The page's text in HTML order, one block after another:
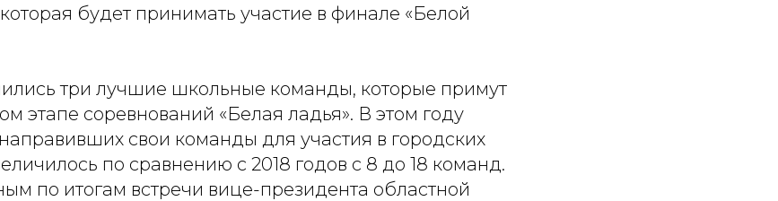
будет принимать участие в финале «Белой
три лучшие школьные команды, которые примут
этапе соревнований «Белая ладья». В этом году
свои команды для участия в городских
по сравнению с 2018 годов с 8 до 18 команд.
по итогам встречи вице-президента областной